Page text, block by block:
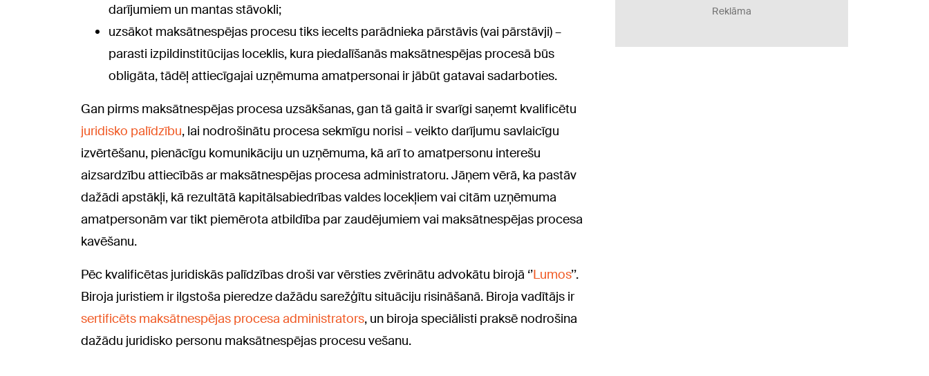
darījumiem un mantas stāvokli;
uzsākot maksātnespējas procesu tiks iecelts parādnieka pārstāvis (vai pārstāvji) –
parasti izpildinstitūcijas loceklis, kura piedalīšanās maksātnespējas procesā būs
obligāta, tādēļ attiecīgajai uzņēmuma amatpersonai ir jābūt gatavai sadarboties.
Gan pirms maksātnespējas procesa uzsākšanas, gan tā gaitā ir svarīgi saņemt kvalificētu
juridisko palīdzību, lai nodrošinātu procesa sekmīgu norisi – veikto darījumu savlaicīgu
izvērtēšanu, pienācīgu komunikāciju un uzņēmuma, kā arī to amatpersonu interešu
aizsardzību attiecībās ar maksātnespējas procesa administratoru. Jāņem vērā, ka pastāv
dažādi apstākļi, kā rezultātā kapitālsabiedrības valdes locekļiem vai citām uzņēmuma
amatpersonām var tikt piemērota atbildība par zaudējumiem vai maksātnespējas procesa
kavēšanu.
Pēc kvalificētas juridiskās palīdzības droši var vērsties zvērinātu advokātu birojā ‘’Lumos’’.
Biroja juristiem ir ilgstoša pieredze dažādu sarežģītu situāciju risināšanā. Biroja vadītājs ir
sertificēts maksātnespējas procesa administrators, un biroja speciālisti praksē nodrošina
dažādu juridisko personu maksātnespējas procesu vešanu.
Reklāma